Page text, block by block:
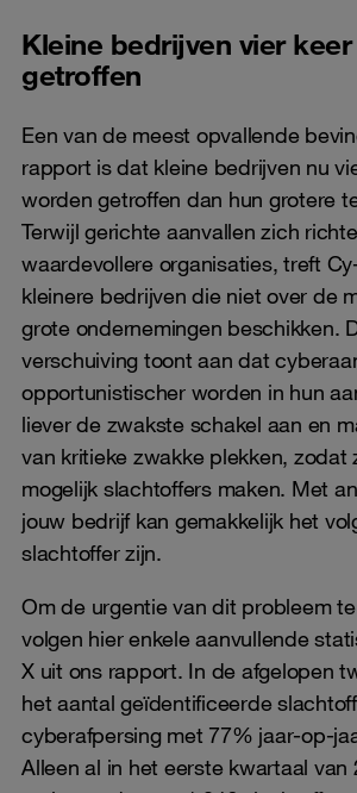
Kleine bedrijven vier
getroffen
Een van de meest opvallende
rapport is dat kleine bedrijven nu
worden getroffen dan hun grotere
Terwijl gerichte aanvallen zich
waardevollere organisaties, treft
kleinere bedrijven die niet over de
grote ondernemingen beschikken.
verschuiving toont aan dat
opportunistischer worden in hun
liever de zwakste schakel aan en
van kritieke zwakke plekken, zodat
mogelijk slachtoffers maken. Met
jouw bedrijf kan gemakkelijk het
slachtoffer zijn.
Om de urgentie van dit probleem
volgen hier enkele aanvullende
X uit ons rapport. In de afgelopen
het aantal geïdentificeerde
cyberafpersing met 77% jaar-op-
Alleen al in het eerste kwartaal van